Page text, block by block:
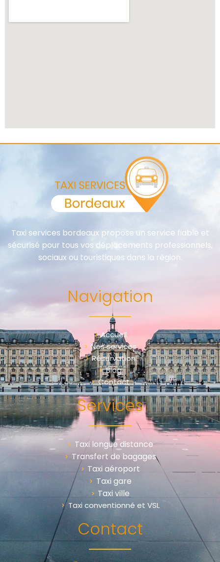
Taxi services bordeaux propose un service fiable et
sécurisé pour tous vos déplacements professionnels,
sociaux ou touristiques dans la région.
Navigation
Accueil
Nos services
Réservation
Blog
Contact
Services
Taxi longue distance
Transfert de bagages
Taxi aéroport
Taxi gare
Taxi ville
Taxi conventionné et VSL
Contact